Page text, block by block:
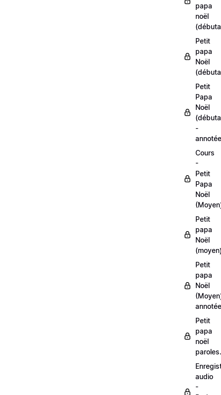
papa
noël
Petit
papa
Noël
Petit
Papa
Noël
-
Cours
-
Petit
Papa
Noël
Petit
papa
Noël
Petit
papa
Noël
Petit
papa
noël
audio
-